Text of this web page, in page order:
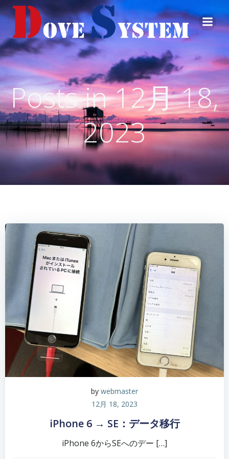
コ
ン
テ
へ
ス
キ
ッ
プ
Posts in 12月 18,
2023
by webmaster
12月 18, 2023
iPhone 6 → SE：データ移行
iPhone 6からSEへのデー […]